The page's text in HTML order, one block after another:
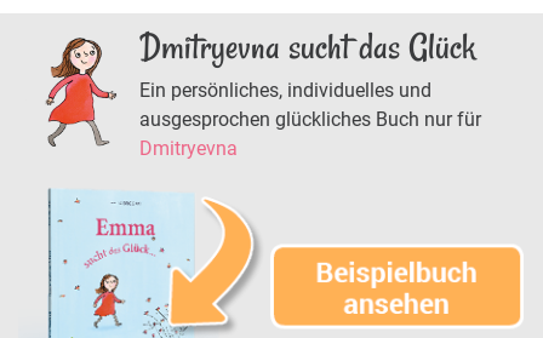
Dmitryevna sucht das Glück
Ein persönliches, individuelles und
ausgesprochen glückliches Buch nur für
Dmitryevna